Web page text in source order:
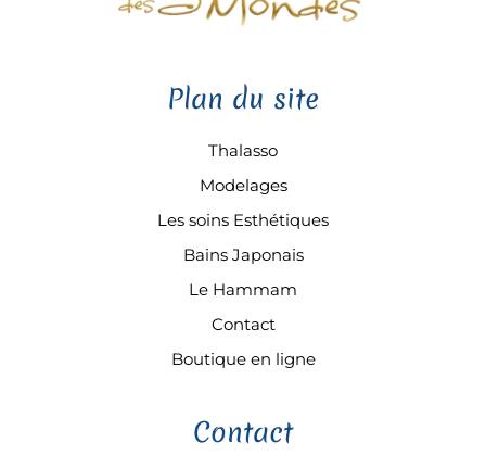
Plan du site
Thalasso
Modelages
Les soins Esthétiques
Bains Japonais
Le Hammam
Contact
Boutique en ligne
Contact